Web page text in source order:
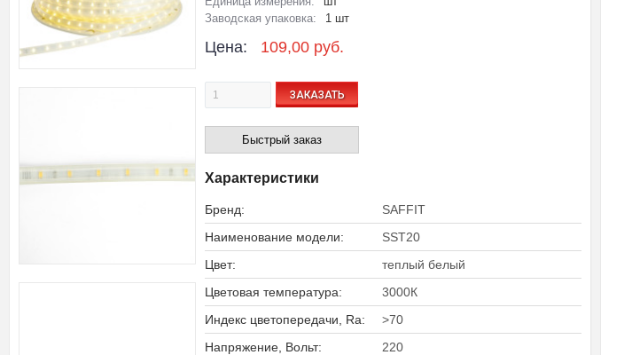
Заводская упаковка:
1 шт
Цена: 109,00 руб.
ЗАКАЗАТЬ
Быстрый заказ
Характеристики
Бренд:
SAFFIT
Наименование модели:
SST20
Цвет:
теплый белый
Цветовая температура:
3000К
Индекс цветопередачи, Ra:
>70
Напряжение, Вольт:
220